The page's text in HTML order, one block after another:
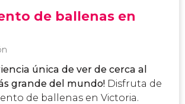
de ballenas en
única de ver de cerca al
grande del mundo! Disfruta de
de ballenas en Victoria.